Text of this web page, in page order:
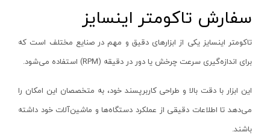
موتور برق کنزاکس
تابلو
ابزار کارگاهی
دیگر لوازم جانبی
ابزار آلات دستی
انواع جعبه
سفارش تاکومتر اینسایز
تاکومتر اینسایز یکی از ابزارهای دقیق و مهم در صنایع مختلف است که
برای اندازه‌گیری سرعت چرخش یا دور در دقیقه (RPM) استفاده می‌شود.
این ابزار با دقت بالا و طراحی کاربرپسند خود، به متخصصان این امکان را
می‌دهد تا اطلاعات دقیقی از عملکرد دستگاه‌ها و ماشین‌آلات خود داشته
باشند.